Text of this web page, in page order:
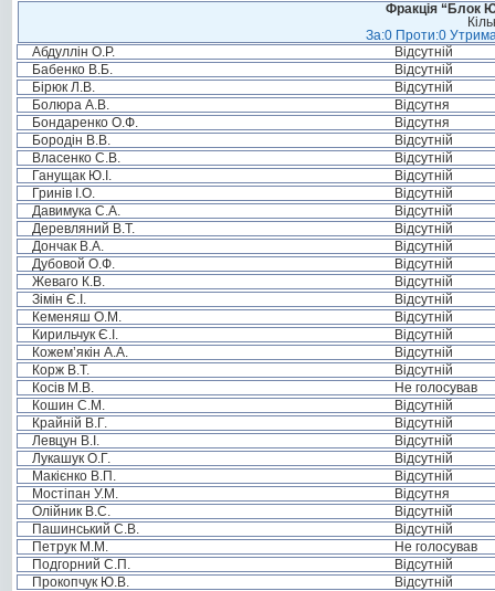
Фракція “Блок
За:0 Проти:0
Абдуллін О.Р.
Відсутній
Бабенко В.Б.
Відсутній
Бірюк Л.В.
Відсутній
Болюра А.В.
Відсутня
Бондаренко О.Ф.
Відсутня
Бородін В.В.
Відсутній
Власенко С.В.
Відсутній
Ганущак Ю.І.
Відсутній
Гринів І.О.
Відсутній
Давимука С.А.
Відсутній
Деревляний В.Т.
Відсутній
Дончак В.А.
Відсутній
Дубовой О.Ф.
Відсутній
Жеваго К.В.
Відсутній
Зімін Є.І.
Відсутній
Кеменяш О.М.
Відсутній
Кирильчук Є.І.
Відсутній
Кожем’якін А.А.
Відсутній
Корж В.Т.
Відсутній
Косів М.В.
Не голосував
Кошин С.М.
Відсутній
Крайній В.Г.
Відсутній
Левцун В.І.
Відсутній
Лукашук О.Г.
Відсутній
Макієнко В.П.
Відсутній
Мостіпан У.М.
Відсутня
Олійник В.С.
Відсутній
Пашинський С.В.
Відсутній
Петрук М.М.
Не голосував
Подгорний С.П.
Відсутній
Прокопчук Ю.В.
Відсутній